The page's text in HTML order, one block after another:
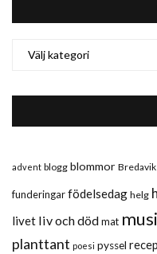
advent blogg blommor Bredavik
funderingarfödelsedag helg
livet liv och dödmat
planttant poesi pyssel